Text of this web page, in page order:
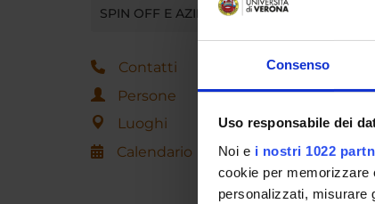
Consenso
Uso responsabile dei
Noi e i nostri 1022
cookie per memorizzare
personalizzati, misurare
SPIN OFF E AZIENDE
Contatti
Persone
Luoghi
Calendario